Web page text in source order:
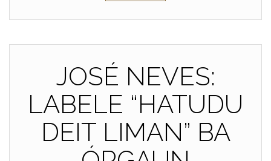
JOSÉ NEVES:
LABELE “HATUDU
DEIT LIMAN” BA